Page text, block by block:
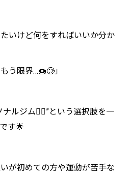
いけど何をすればいいか分か
う限界…🍩🥲」
ナルジム🏋️‍♂️”という選択肢を一
す🌟
が初めての方や運動が苦手な